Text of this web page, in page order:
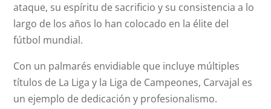
ataque, su espíritu de sacrificio y su consistencia a lo
largo de los años lo han colocado en la élite del
fútbol mundial.
Con un palmarés envidiable que incluye múltiples
títulos de La Liga y la Liga de Campeones, Carvajal es
un ejemplo de dedicación y profesionalismo.